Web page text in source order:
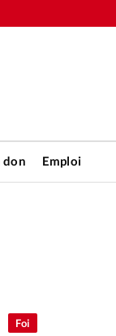
don Emploi
Foi